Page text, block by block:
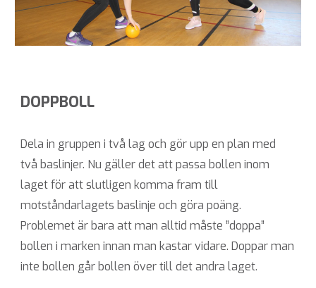
DOPPBOLL
Dela in gruppen i två lag och gör upp en plan med
två baslinjer. Nu gäller det att passa bollen inom
laget för att slutligen komma fram till
motståndarlagets baslinje och göra poäng.
Problemet är bara att man alltid måste ”doppa”
bollen i marken innan man kastar vidare. Doppar man
inte bollen går bollen över till det andra laget.